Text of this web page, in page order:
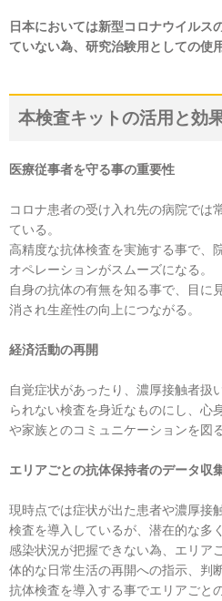
日本においては新型コロナウイルス
ていない為、研究治験用としての使
本検査キットの活用と効
医療従事者を守る事の重要性
コロナ患者の受け入れ先の病院では
ている。
高精度な抗体検査を実施する事で、
オペレーションがスムーズになる。
自身の抗体の有無を知る事で、目に
消され生産性の向上につながる。
経済活動の再開
自覚症状があったり、濃厚接触者扱
られない検査を身近なものにし、心
や家族とのコミュニケーションを図
エリアごとの抗体保持者のデータ収
現時点では症状が出た患者や濃厚接
検査を導入しているが、潜在的な多
感染状況が把握できない為、エリア
体的な日常生活の再開への指示、判
抗体検査を導入する事でエリアごと